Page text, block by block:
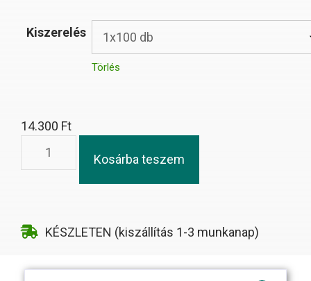
Kiszerelés
Törlés
14.300 Ft
Kosárba teszem
KÉSZLETEN (kiszállítás 1-3 munkanap)